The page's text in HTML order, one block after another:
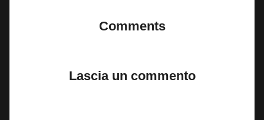
Comments
Lascia un commento